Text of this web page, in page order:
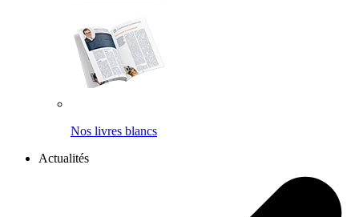
Nos livres blancs
Actualités